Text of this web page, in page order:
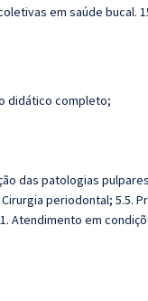
em saúde bucal.
didático completo;
das patologias
periodontal; 5.5.
Atendimento em